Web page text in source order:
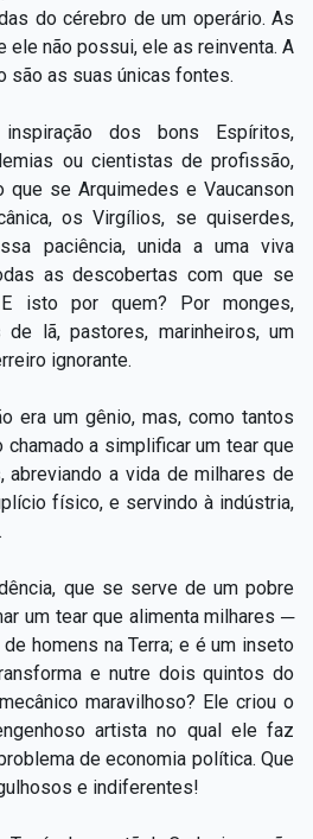
do cérebro de um operário. As
ele não possui, ele as reinventa. A
são as suas únicas fontes.
dos bons Espíritos,
ou cientistas de profissão,
que se Arquimedes e Vaucanson
os Virgílios, se quiserdes,
paciência, unida a uma viva
as descobertas com que se
E isto por quem? Por monges,
de lã, pastores, marinheiros, um
ignorante.
era um gênio, mas, como tantos
a simplificar um tear que
abreviando a vida de milhares de
físico, e servindo à indústria,
que se serve de um pobre
um tear que alimenta milhares ─
homens na Terra; e é um inseto
e nutre dois quintos do
maravilhoso? Ele criou o
artista no qual ele faz
de economia política. Que
e indiferentes!